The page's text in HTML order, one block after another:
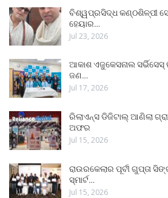
ବିଶ୍ୱପ୍ରସିଦ୍ଧ କଣ୍ଠଶିଳ୍ପୀ
ହେୟାର…
Jul 23, 2026
ଆକାଶ ଏଜୁକେସନାଲ
ଜଣ…
Jul 17, 2026
ରିଲାଏନ୍ସ ଡିଜିଟାଲ୍ ଆଣିଲା
ଅଫର
Jul 15, 2026
ରାଉରକେଲାର ପୂର୍ବୀ
ସ୍ମାର୍ଟ…
Jul 15, 2026